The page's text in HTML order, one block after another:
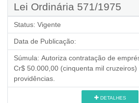
Lei Ordinária 571/1975
Status: Vigente
Data de Publicação:
Súmula: Autoriza contratação de
Cr$ 50.000,00 (cinquenta mil
providências.
DETALHES